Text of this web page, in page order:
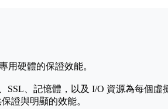
用硬體的保證效能。
、記憶體，以及 I/O 資源為每個
證與明顯的效能。